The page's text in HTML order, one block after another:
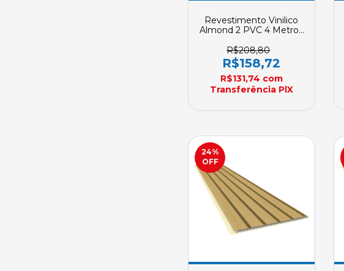
Revestimento Vinilico
Almond 2 PVC 4 Metros
250mm X 10mm Sob
Encomenda
R$208,80
R$158,72
R$131,74 com
Transferência PlX
24%
OFF